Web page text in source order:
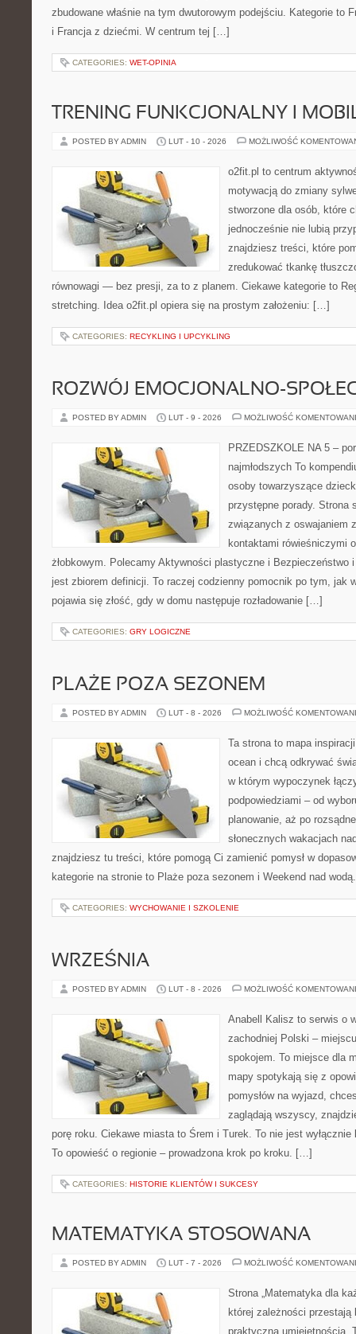
zbudowane właśnie na tym dwutorowym podejściu. Kategorie to
i Francja z dziećmi. W centrum tej […]
CATEGORIES: WET-OPINIA
TRENING FUNKCJONALNY I
POSTED BY ADMIN LUT - 10 - 2026 MOŻLIWOŚĆ
o2fit.pl to centrum
motywacją do zmiany
stworzone dla osób, które
jednocześnie nie lubią
znajdziesz treści, które
zredukować tkankę
równowagi — bez presji, za to z planem. Ciekawe kategorie to
stretching. Idea o2fit.pl opiera się na prostym założeniu: […]
CATEGORIES: RECYKLING I UPCYKLING
ROZWÓJ EMOCJONALNO-
POSTED BY ADMIN LUT - 9 - 2026 MOŻLIWOŚĆ
PRZEDSZKOLE NA 5 –
najmłodszych To
osoby towarzyszące
przystępne porady. Strona
związanych z oswajaniem
kontaktami rówieśniczymi
żłobkowym. Polecamy Aktywności plastyczne i Bezpieczeństwo
jest zbiorem definicji. To raczej codzienny pomocnik po tym, jak
pojawia się złość, gdy w domu następuje rozładowanie […]
CATEGORIES: GRY LOGICZNE
PLAŻE POZA SEZONEM
POSTED BY ADMIN LUT - 8 - 2026 MOŻLIWOŚĆ
Ta strona to mapa
ocean i chcą odkrywać
w którym wypoczynek
podpowiedziami – od
planowanie, aż po
słonecznych wakacjach
znajdziesz tu treści, które pomogą Ci zamienić pomysł w
kategorie na stronie to Plaże poza sezonem i Weekend nad
CATEGORIES: WYCHOWANIE I SZKOLENIE
WRZEŚNIA
POSTED BY ADMIN LUT - 8 - 2026 MOŻLIWOŚĆ
Anabell Kalisz to serwis o
zachodniej Polski –
spokojem. To miejsce dla
mapy spotykają się z
pomysłów na wyjazd,
zaglądają wszyscy,
porę roku. Ciekawe miasta to Śrem i Turek. To nie jest
To opowieść o regionie – prowadzona krok po kroku. […]
CATEGORIES: HISTORIE KLIENTÓW I SUKCESY
MATEMATYKA STOSOWANA
POSTED BY ADMIN LUT - 7 - 2026 MOŻLIWOŚĆ
Strona „Matematyka dla
której zależności
praktyczną umiejętnością.